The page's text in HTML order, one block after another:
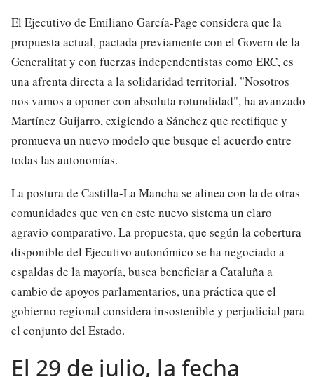
El Ejecutivo de Emiliano García-Page considera que la
propuesta actual, pactada previamente con el Govern de la
Generalitat y con fuerzas independentistas como ERC, es
una afrenta directa a la solidaridad territorial. "Nosotros
nos vamos a oponer con absoluta rotundidad", ha avanzado
Martínez Guijarro, exigiendo a Sánchez que rectifique y
promueva un nuevo modelo que busque el acuerdo entre
todas las autonomías.
La postura de Castilla-La Mancha se alinea con la de otras
comunidades que ven en este nuevo sistema un claro
agravio comparativo. La propuesta, que según la cobertura
disponible del Ejecutivo autonómico se ha negociado a
espaldas de la mayoría, busca beneficiar a Cataluña a
cambio de apoyos parlamentarios, una práctica que el
gobierno regional considera insostenible y perjudicial para
el conjunto del Estado.
El 29 de julio, la fecha